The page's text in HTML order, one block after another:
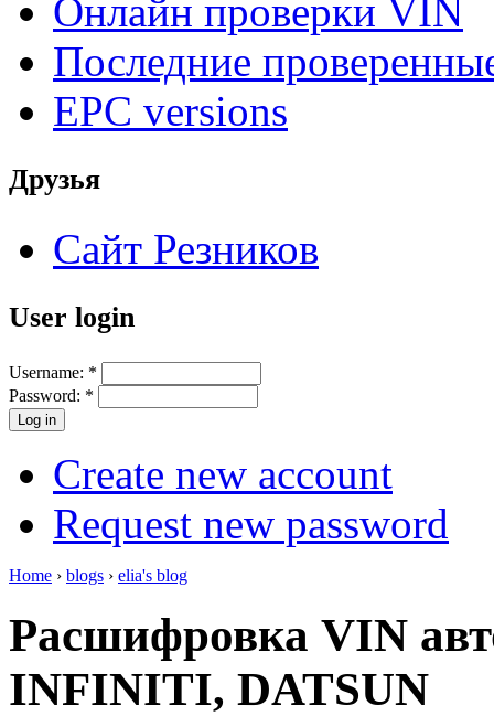
Онлайн проверки VIN
Последние
EPC versions
Друзья
Сайт Резников
User login
Username: *
Password: *
Create new account
Request new password
Home › blogs › elia's blog
Расшифровка VIN
INFINITI, DATSUN